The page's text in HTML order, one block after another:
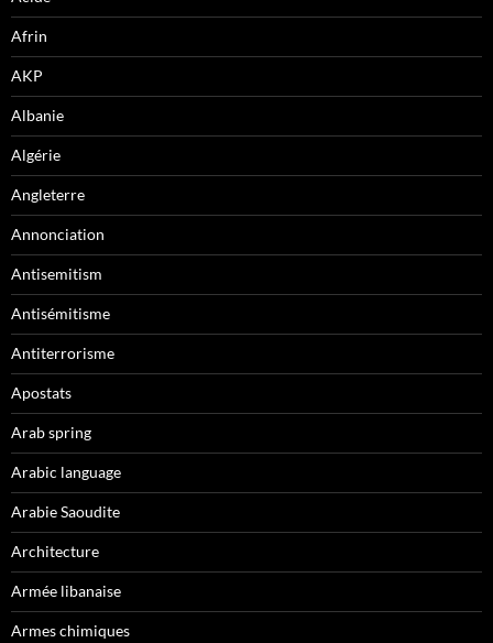
Afrin
AKP
Albanie
Algérie
Angleterre
Annonciation
Antisemitism
Antisémitisme
Antiterrorisme
Apostats
Arab spring
Arabic language
Arabie Saoudite
Architecture
Armée libanaise
Armes chimiques